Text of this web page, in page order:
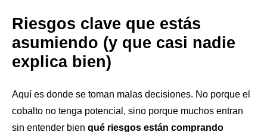
Riesgos clave que estás
asumiendo (y que casi nadie
explica bien)
Aquí es donde se toman malas decisiones. No porque el
cobalto no tenga potencial, sino porque muchos entran
sin entender bien qué riesgos están comprando